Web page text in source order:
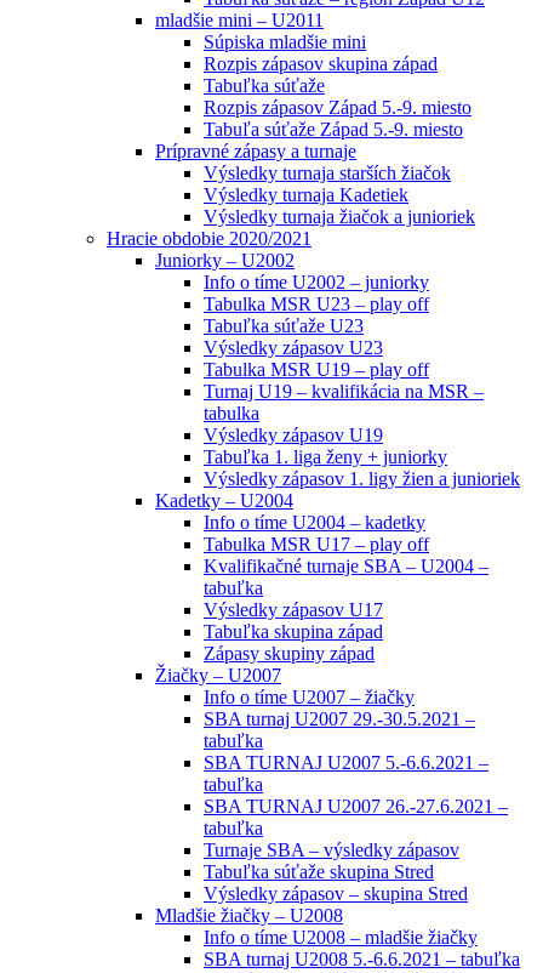
mladšie mini – U2011
Súpiska mladšie mini
Rozpis zápasov skupina západ
Tabuľka súťaže
Rozpis zápasov Západ 5.-9. miesto
Tabuľa súťaže Západ 5.-9. miesto
Prípravné zápasy a turnaje
Výsledky turnaja starších žiačok
Výsledky turnaja Kadetiek
Výsledky turnaja žiačok a junioriek
Hracie obdobie 2020/2021
Juniorky – U2002
Info o tíme U2002 – juniorky
Tabulka MSR U23 – play off
Tabuľka súťaže U23
Výsledky zápasov U23
Tabulka MSR U19 – play off
Turnaj U19 – kvalifikácia na MSR –
tabulka
Výsledky zápasov U19
Tabuľka 1. liga ženy + juniorky
Výsledky zápasov 1. ligy žien a junioriek
Kadetky – U2004
Info o tíme U2004 – kadetky
Tabulka MSR U17 – play off
Kvalifikačné turnaje SBA – U2004 –
tabuľka
Výsledky zápasov U17
Tabuľka skupina západ
Zápasy skupiny západ
Žiačky – U2007
Info o tíme U2007 – žiačky
SBA turnaj U2007 29.-30.5.2021 –
tabuľka
SBA TURNAJ U2007 5.-6.6.2021 –
tabuľka
SBA TURNAJ U2007 26.-27.6.2021 –
tabuľka
Turnaje SBA – výsledky zápasov
Tabuľka súťaže skupina Stred
Výsledky zápasov – skupina Stred
Mladšie žiačky – U2008
Info o tíme U2008 – mladšie žiačky
SBA turnaj U2008 5.-6.6.2021 – tabuľka